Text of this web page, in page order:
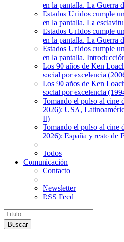
en la pantalla. La Guerra
Estados Unidos cumple
en la pantalla. La
Estados Unidos cumple
en la pantalla. La Guerra
Estados Unidos cumple
en la pantalla.
Los 90 años de Ken
social por excelencia
Los 90 años de Ken
social por excelencia
Tomando el pulso al cine
2026): USA,
II)
Tomando el pulso al cine
2026): España y resto de
Todos
Comunicación
Contacto
Newsletter
RSS Feed
Buscar